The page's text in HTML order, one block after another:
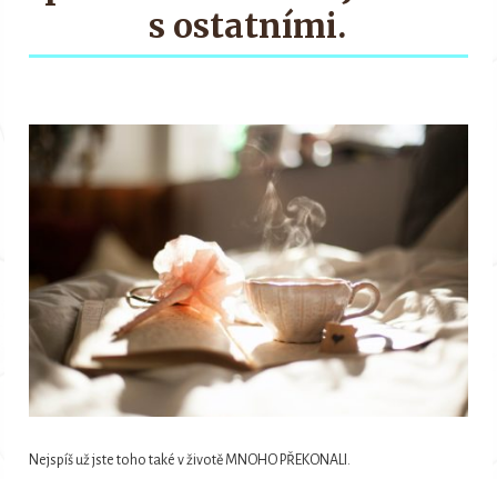
s ostatními.
Nejspíš už jste toho také v životě MNOHO PŘEKONALI.